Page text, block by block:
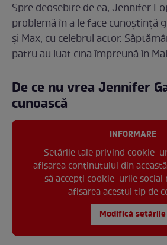
Spre deosebire de ea, Jennifer
problemă în a le face cunoștință
și Max, cu celebrul actor.
patru au luat cina împreună în
De ce nu vrea Jennifer
cunoască
INFORMARE
Setările tale privind cookie-
afișarea conținutului din
să accepți cookie-urile
afisarea acestui tip de
Modifică setările